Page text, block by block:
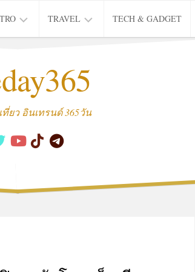
TRAVEL
THAI
TRIP
TECH & GADGET
ยว อินเทรนด์ 365วัน